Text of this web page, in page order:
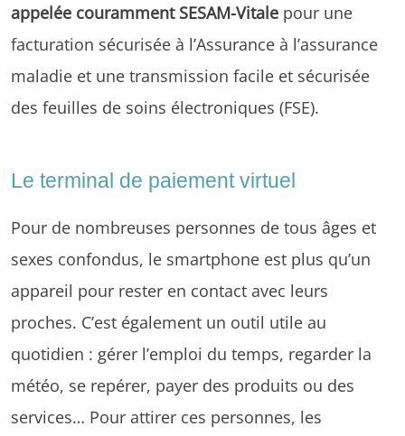
appelée couramment SESAM-Vitale pour une
facturation sécurisée à l’Assurance à l’assurance
maladie et une transmission facile et sécurisée
des feuilles de soins électroniques (FSE).
Le terminal de paiement virtuel
Pour de nombreuses personnes de tous âges et
sexes confondus, le smartphone est plus qu’un
appareil pour rester en contact avec leurs
proches. C’est également un outil utile au
quotidien : gérer l’emploi du temps, regarder la
météo, se repérer, payer des produits ou des
services… Pour attirer ces personnes, les